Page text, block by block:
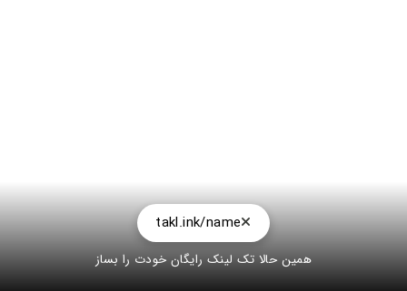
takl.ink/name
همین حالا تک لینک رایگان خودت را بساز